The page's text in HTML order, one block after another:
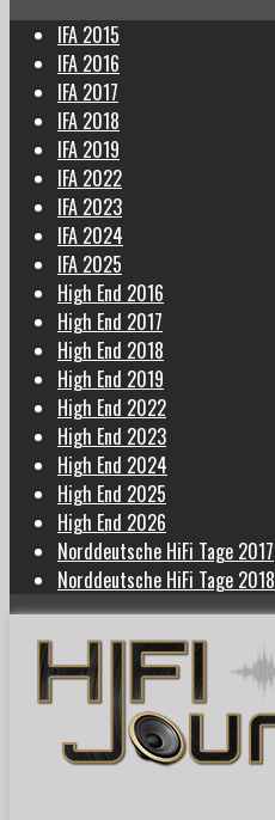
IFA 2015
IFA 2016
IFA 2017
IFA 2018
IFA 2019
IFA 2022
IFA 2023
IFA 2024
IFA 2025
High End 2016
High End 2017
High End 2018
High End 2019
High End 2022
High End 2023
High End 2024
High End 2025
High End 2026
Norddeutsche HiFi Tage 2017
Norddeutsche HiFi Tage 2018